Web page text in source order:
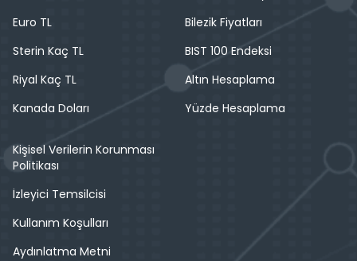
Euro TL
Sterin Kaç TL
Riyal Kaç TL
Kanada Doları
Bilezik Fiyatları
BIST 100 Endeksi
Altın Hesaplama
Yüzde Hesaplama
Kişisel Verilerin Korunması
Politikası
İzleyici Temsilcisi
Kullanım Koşulları
Aydınlatma Metni